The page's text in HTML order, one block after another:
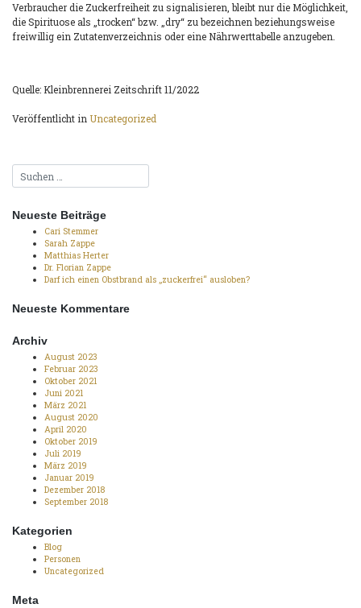
Verbraucher die Zuckerfreiheit zu signalisieren, bleibt nur die Möglichkeit,
die Spirituose als „trocken“ bzw. „dry“ zu bezeichnen beziehungsweise
freiwillig ein Zutatenverzeichnis oder eine Nährwerttabelle anzugeben.
Quelle: Kleinbrennerei Zeitschrift 11/2022
Veröffentlicht in Uncategorized
Neueste Beiträge
Cari Stemmer
Sarah Zappe
Matthias Herter
Dr. Florian Zappe
Darf ich einen Obstbrand als „zuckerfrei“ ausloben?
Neueste Kommentare
Archiv
August 2023
Februar 2023
Oktober 2021
Juni 2021
März 2021
August 2020
April 2020
Oktober 2019
Juli 2019
März 2019
Januar 2019
Dezember 2018
September 2018
Kategorien
Blog
Personen
Uncategorized
Meta